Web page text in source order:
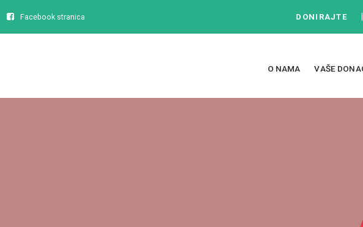
Facebook stranica DONIRAJTE
O NAMA VAŠE